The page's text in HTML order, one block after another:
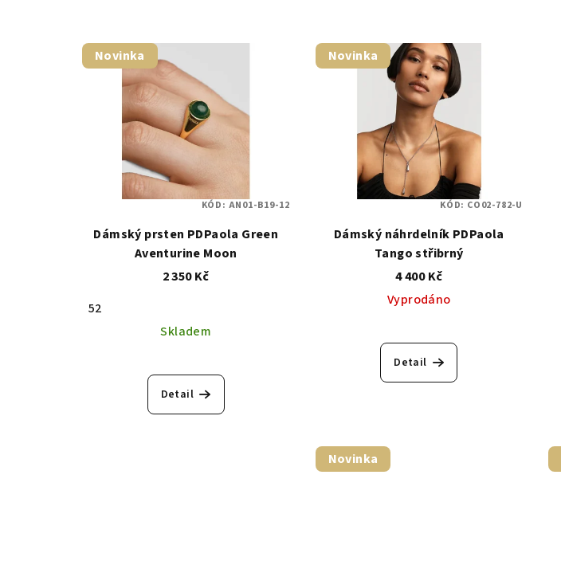
Novinka
Dámský prsten PDPaola Green
Aventurine Moon
2 350 Kč
52
Skladem
Detail
KÓD: AN01-B19-12
Novinka
Dámský náhrdelník PDPaola
Tango střibrný
4 400 Kč
Vyprodáno
Detail
KÓD: CO02-782-U
Novinka